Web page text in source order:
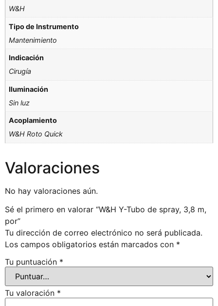
W&H
Tipo de Instrumento
Mantenimiento
Indicación
Cirugía
Iluminación
Sin luz
Acoplamiento
W&H Roto Quick
Valoraciones
No hay valoraciones aún.
Sé el primero en valorar “W&H Y-Tubo de spray, 3,8 m,
por”
Tu dirección de correo electrónico no será publicada.
Los campos obligatorios están marcados con *
Tu puntuación *
Tu valoración *